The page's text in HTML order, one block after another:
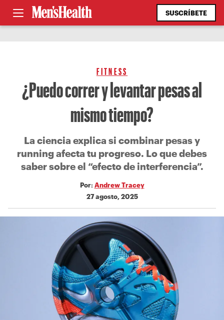
SUSCRÍBETE
FITNESS
¿Puedo correr y levantar pesas al
mismo tiempo?
La ciencia explica si combinar pesas y
running afecta tu progreso. Lo que debes
saber sobre el “efecto de interferencia”.
Por: Andrew Tracey
27 agosto, 2025